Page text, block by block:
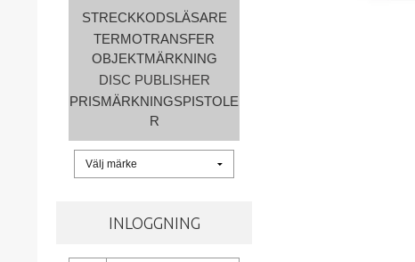
STRECKKODSLÄSARE
TERMOTRANSFER
OBJEKTMÄRKNING
DISC PUBLISHER
PRISMÄRKNINGSPISTOLE
R
INLOGGNING